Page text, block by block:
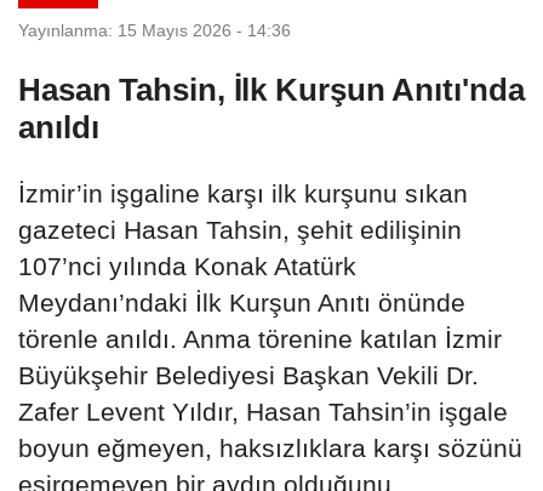
Yayınlanma: 15 Mayıs 2026 - 14:36
Hasan Tahsin, İlk Kurşun Anıtı'nda
anıldı
İzmir’in işgaline karşı ilk kurşunu sıkan
gazeteci Hasan Tahsin, şehit edilişinin
107’nci yılında Konak Atatürk
Meydanı’ndaki İlk Kurşun Anıtı önünde
törenle anıldı. Anma törenine katılan İzmir
Büyükşehir Belediyesi Başkan Vekili Dr.
Zafer Levent Yıldır, Hasan Tahsin’in işgale
boyun eğmeyen, haksızlıklara karşı sözünü
esirgemeyen bir aydın olduğunu